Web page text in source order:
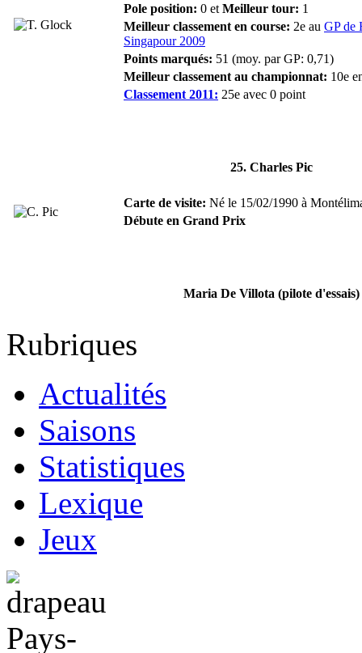
Pole position: 0 et Meilleur tour: 1
Meilleur classement en course: 2e au GP de
Singapour 2009
Points marqués: 51 (moy. par GP: 0,71)
Meilleur classement au championnat: 10e
Classement 2011: 25e avec 0 point
25. Charles Pic
Carte de visite: Né le 15/02/1990 à
Débute en Grand Prix
Maria De Villota (pilote d'essais)
Rubriques
Actualités
Saisons
Statistiques
Lexique
Jeux